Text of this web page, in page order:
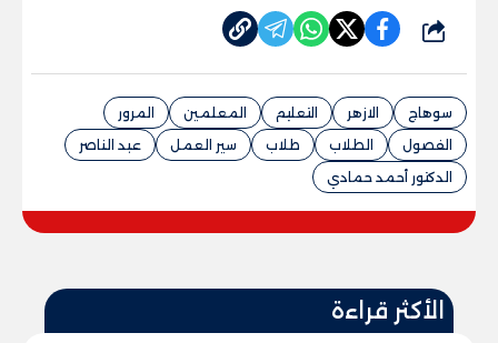
شارك
سوهاج الازهر التعليم المعلمين
المرور
الفصول
الطلاب طلاب سير العمل
عبد الناصر
الدكتور أحمد حمادي
الأكثر قراءة